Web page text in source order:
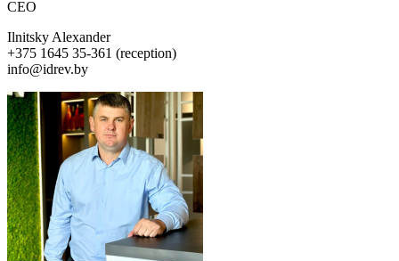
CEO
Ilnitsky Alexander
+375 1645 35-361 (reception)
info@idrev.by